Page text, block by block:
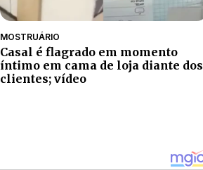
MOSTRUÁRIO
Casal é flagrado em momento
íntimo em cama de loja diante dos
clientes; vídeo